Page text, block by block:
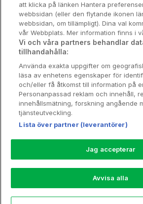
Stadsweekend
Booking Enquiries:
Hotellsupport:
Hotellpremien.se av en
Sverige. Coop Sverige
Telefon: 010-742 00 00,
Läs mer om Coops
www.coop.se/medlem/
att klicka på länken Hantera
webbsidan (eller den flytande ikonen
webbsidan, om tillämpligt). Dina val
vår Webbplats. Mer information finns i
Vi och våra partners behandlar
tillhandahålla:
Använda exakta uppgifter om
läsa av enhetens egenskaper för
och/eller få åtkomst till information på
Personanpassad reklam och innehåll,
innehållsmätning, forskning angående
tjänsteutveckling.
Lista över partner (leverantörer)
Jag accepterar
Avvisa alla